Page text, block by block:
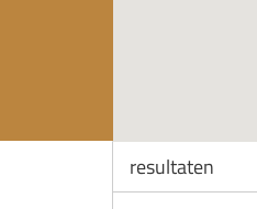
resultaten